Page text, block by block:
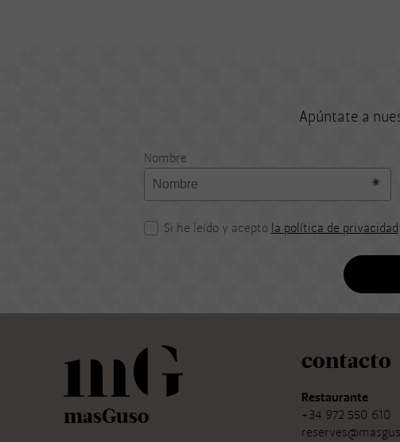
Apúntate a
Nombre
Si he leído y acepto la política de privacidad
masGuso
contacto
Restaurante
+34 972 550 610